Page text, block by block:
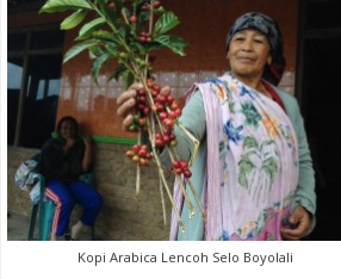
Kopi Arabica Lencoh Selo Boyolali